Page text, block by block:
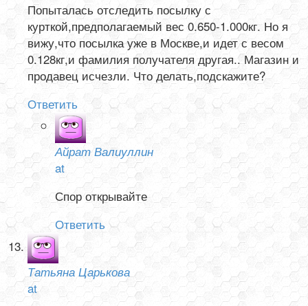
Попыталась отследить посылку с
курткой,предполагаемый вес 0.650-1.000кг. Но я
вижу,что посылка уже в Москве,и идет с весом
0.128кг,и фамилия получателя другая.. Магазин и
продавец исчезли. Что делать,подскажите?
Ответить
Айрат Валиуллин
at
Спор открывайте
Ответить
Татьяна Царькова
at